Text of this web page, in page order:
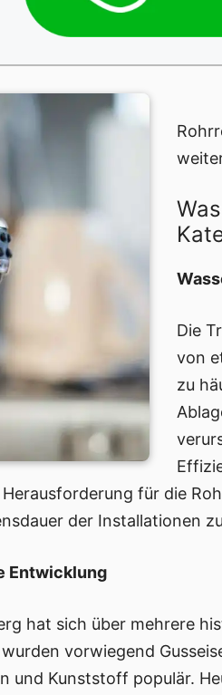
Die
von
zu
für die
der Installationen
Entwicklung
hat sich über mehrere
vorwiegend
und Kunststoff populär.